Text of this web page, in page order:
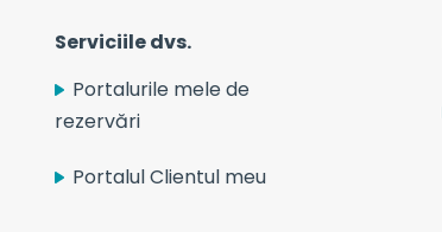
Serviciile dvs.
Portalurile mele de
rezervări
Portalul Clientul meu